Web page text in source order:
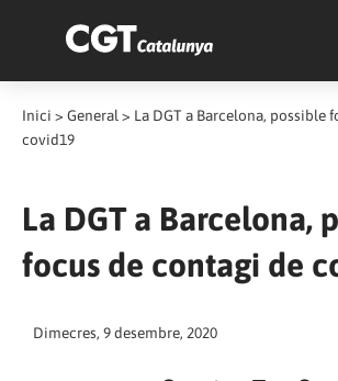
Inici > General > La DGT a Barcelona, possible
covid19
La DGT a Barcelona,
focus de contagi de
Dimecres, 9 desembre, 2020